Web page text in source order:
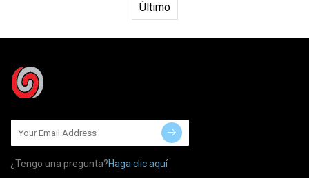
Último
¿Tengo una pregunta?Haga clic aquí